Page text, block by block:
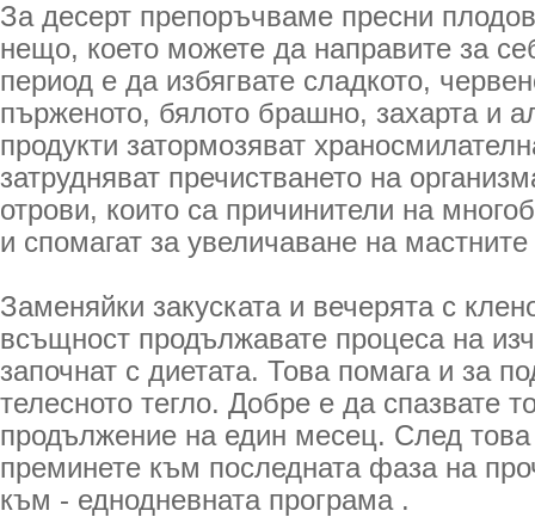
За десерт препоръчваме пресни
нещо, което можете да направите за
период е да избягвате сладкото,
пърженото, бялото брашно, захарта и
продукти затормозяват
затрудняват пречистването на
отрови, които са причинители на
и спомагат за увеличаване на
Заменяйки закуската и вечерята с
всъщност продължавате процеса на
започнат с диетата. Това помага и за
телесното тегло. Добре е да спазвате
продължение на един месец. След
преминете към последната фаза на
към - еднодневната програма .